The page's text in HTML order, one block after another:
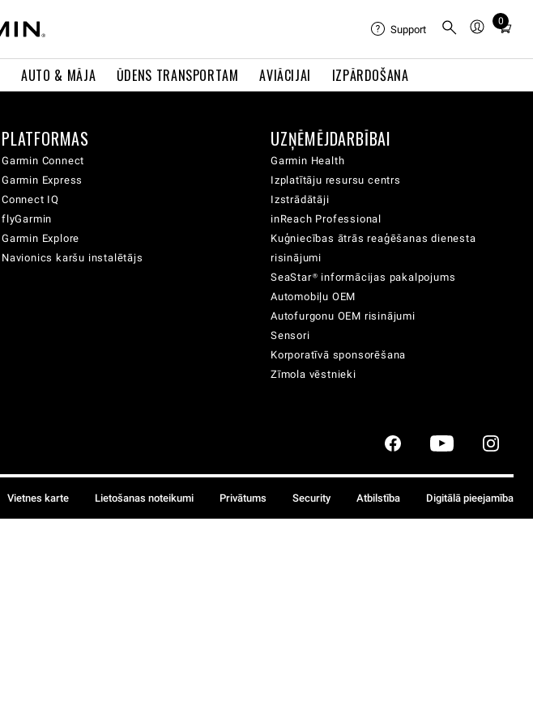
AUTO & MĀJA ŪDENS TRANSPORTAM AVIĀCIJAI IZPĀRDOŠANA
Support
0
Total
cart:
PLATFORMAS
Garmin Connect
Garmin Express
Connect IQ
flyGarmin
Garmin Explore
Navionics karšu instalētājs
UZŅĒMĒJDARBĪBAI
Garmin Health
Izplatītāju resursu centrs
Izstrādātāji
inReach Professional
Kuģniecības ātrās reaģēšanas dienesta
risinājumi
SeaStar® informācijas pakalpojums
Automobiļu OEM
Autofurgonu OEM risinājumi
Sensori
Korporatīvā sponsorēšana
Zīmola vēstnieki
Vietnes karte Lietošanas noteikumi Privātums Security Atbilstība Digitālā pieejamība